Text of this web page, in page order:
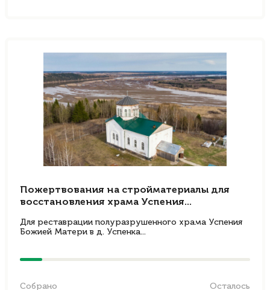
Пожертвования на стройматериалы для
восстановления храма Успения...
Для реставрации полуразрушенного храма Успения
Божией Матери в д. Успенка...
Собрано Осталось